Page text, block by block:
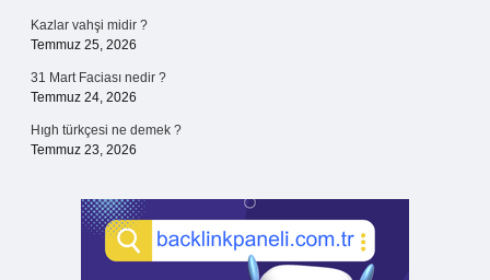
Kazlar vahşi midir ?
Temmuz 25, 2026
31 Mart Faciası nedir ?
Temmuz 24, 2026
Hıgh türkçesi ne demek ?
Temmuz 23, 2026